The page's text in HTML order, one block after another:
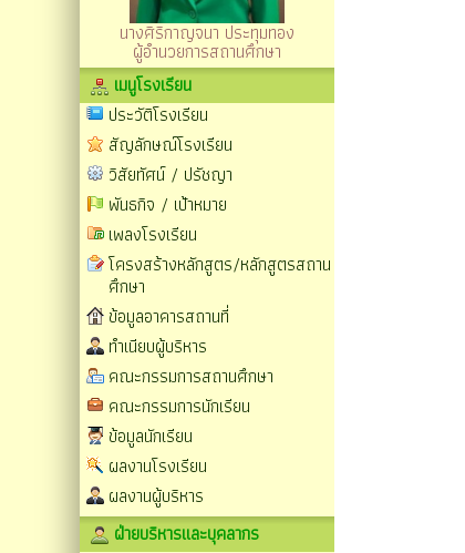
นางศิริกาญจนา ประทุมทอง
ผู้อำนวยการสถานศึกษา
เมนูโรงเรียน
ประวัติโรงเรียน
สัญลักษณ์โรงเรียน
วิสัยทัศน์ / ปรัชญา
พันธกิจ / เป้าหมาย
เพลงโรงเรียน
โครงสร้างหลักสูตร/หลักสูตรสถาน
ศึกษา
ข้อมูลอาคารสถานที่
ทำเนียบผู้บริหาร
คณะกรรมการสถานศึกษา
คณะกรรมการนักเรียน
ข้อมูลนักเรียน
ผลงานโรงเรียน
ผลงานผู้บริหาร
ฝ่ายบริหารและบุคลากร